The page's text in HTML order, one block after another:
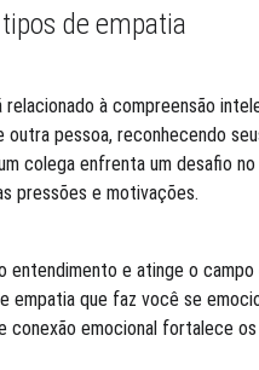
de empatia
à compreensão
pessoa, reconhecendo
colega enfrenta um desafio
pressões e motivações.
entendimento e atinge o
empatia que faz você se
conexão emocional fortalece